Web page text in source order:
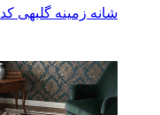
شانه زمینه گلبهی کد 2223